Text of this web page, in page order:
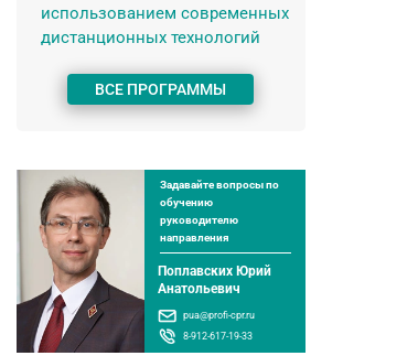
использованием современных
дистанционных технологий
ВСЕ ПРОГРАММЫ
Задавайте вопросы по
обучению
руководителю
направления
Поплавских Юрий
Анатольевич
pua@profi-cpr.ru
8-912-617-19-33